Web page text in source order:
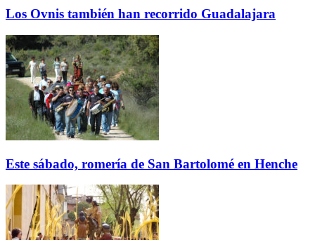
Los Ovnis también han recorrido Guadalajara
Este sábado, romería de San Bartolomé en Henche